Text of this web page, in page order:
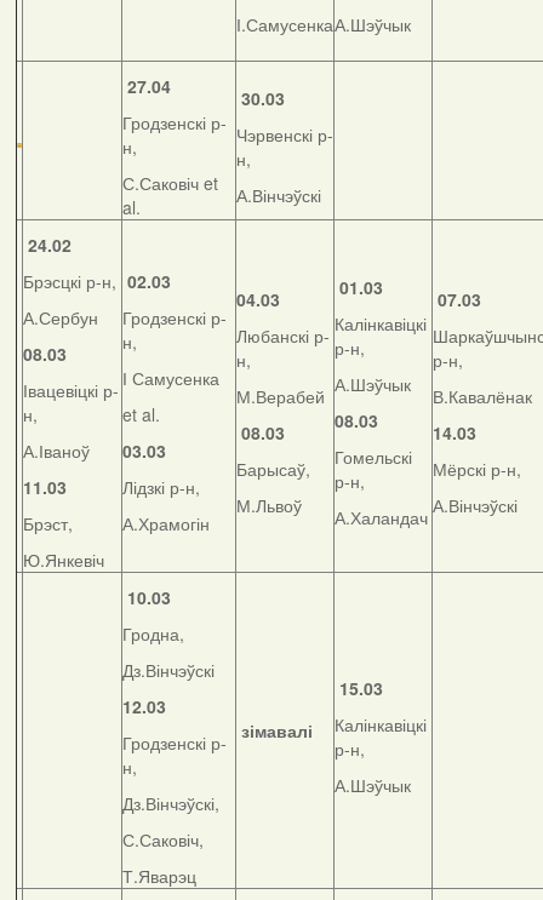
І.СамусенкаА.Шэўчык
27.04
Гродзенскі р-
н,
С.Саковіч et
al.
30.03
Чэрвенскі р-
н,
А.Вінчэўскі
24.02
Брэсцкі р-н,
А.Сербун
08.03
Івацевіцкі р-
н,
А.Іваноў
11.03
Брэст,
Ю.Янкевіч
02.03
Гродзенскі р-
н,
І Самусенка
et al.
03.03
Лідзкі р-н,
А.Храмогін
04.03
Любанскі р-
н,
М.Верабей
08.03
Барысаў,
М.Львоў
01.03
Калінкавіцкі
р-н,
А.Шэўчык
08.03
Гомельскі
р-н,
А.Халандач
07.03
р-н,
В.Кавалёнак
14.03
Мёрскі р-н,
А.Вінчэўскі
10.03
Гродна,
Дз.Вінчэўскі
12.03
Гродзенскі р-
н,
Дз.Вінчэўскі,
С.Саковіч,
Т.Яварэц
зімавалі
15.03
Калінкавіцкі
р-н,
А.Шэўчык